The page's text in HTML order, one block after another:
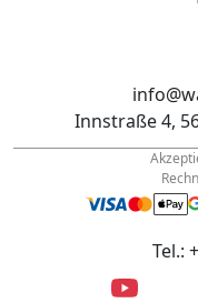
Innstraße 4,
Tel.: